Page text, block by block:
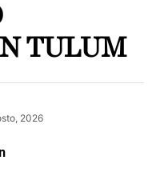
TULUM
2026